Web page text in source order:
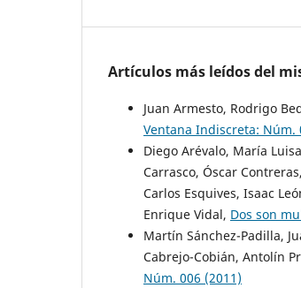
Artículos más leídos del
Juan Armesto, Rodrigo
Ventana Indiscreta: Núm.
Diego Arévalo, María
Carrasco, Óscar
Carlos Esquives, Isaac
Enrique Vidal, Dos son
Martín Sánchez-Padilla,
Cabrejo-Cobián, Antolín
Núm. 006 (2011)